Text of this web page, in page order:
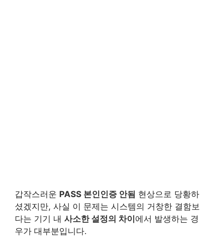
갑작스러운 PASS 본인인증 안됨 현상으로 당황하
셨겠지만, 사실 이 문제는 시스템의 거창한 결함보
다는 기기 내 사소한 설정의 차이 에서 발생하는 경
우가 대부분입니다.